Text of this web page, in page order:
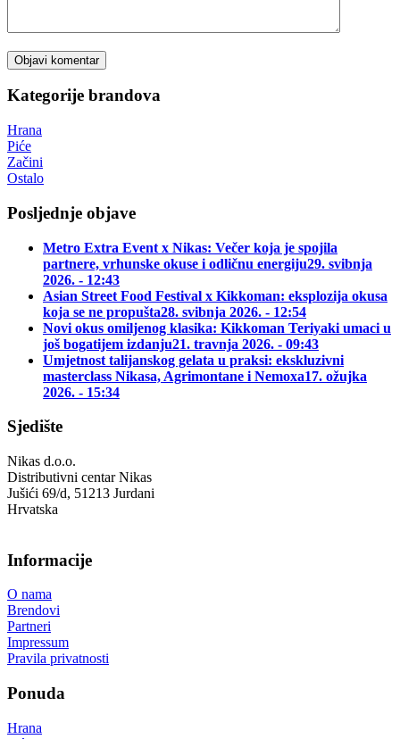
Kategorije brandova
Hrana
Piće
Začini
Ostalo
Posljednje objave
Metro Extra Event x Nikas: Večer koja je spojila
partnere, vrhunske okuse i odličnu energiju29. svibnja
2026. - 12:43
Asian Street Food Festival x Kikkoman: eksplozija okusa
koja se ne propušta28. svibnja 2026. - 12:54
Novi okus omiljenog klasika: Kikkoman Teriyaki umaci u
još bogatijem izdanju21. travnja 2026. - 09:43
Umjetnost talijanskog gelata u praksi: ekskluzivni
masterclass Nikasa, Agrimontane i Nemoxa17. ožujka
2026. - 15:34
Sjedište
Nikas d.o.o.
Distributivni centar Nikas
Jušići 69/d, 51213 Jurdani
Hrvatska
Informacije
O nama
Brendovi
Partneri
Impressum
Pravila privatnosti
Ponuda
Hrana